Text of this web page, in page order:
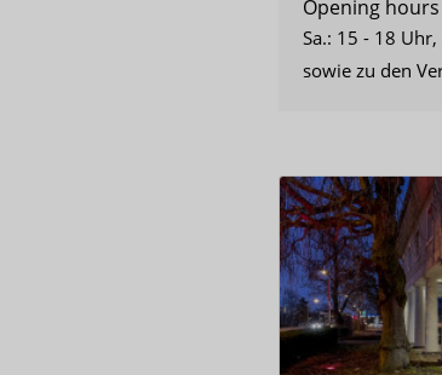
Opening hours
Sa.: 15 - 18
sowie zu den